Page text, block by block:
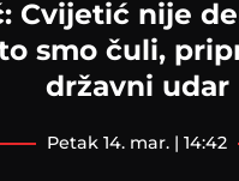
Cvijetić nije
smo čuli,
državni udar
petak 14. mar. | 14:42